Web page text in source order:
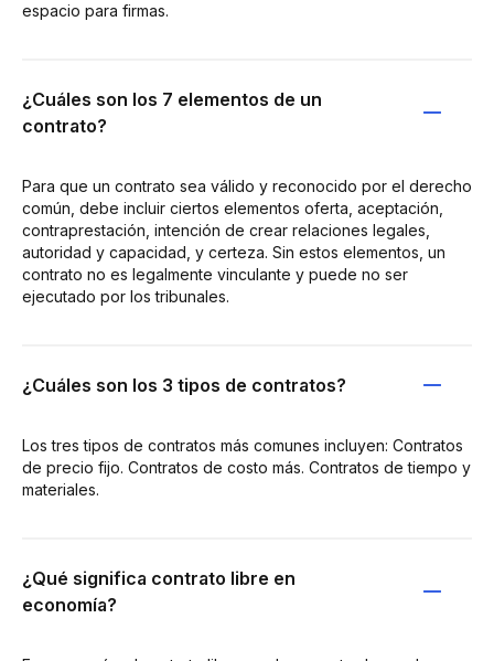
espacio para firmas.
¿Cuáles son los 7 elementos de un
contrato?
Para que un contrato sea válido y reconocido por el derecho
común, debe incluir ciertos elementos oferta, aceptación,
contraprestación, intención de crear relaciones legales,
autoridad y capacidad, y certeza. Sin estos elementos, un
contrato no es legalmente vinculante y puede no ser
ejecutado por los tribunales.
¿Cuáles son los 3 tipos de contratos?
Los tres tipos de contratos más comunes incluyen: Contratos
de precio fijo. Contratos de costo más. Contratos de tiempo y
materiales.
¿Qué significa contrato libre en
economía?